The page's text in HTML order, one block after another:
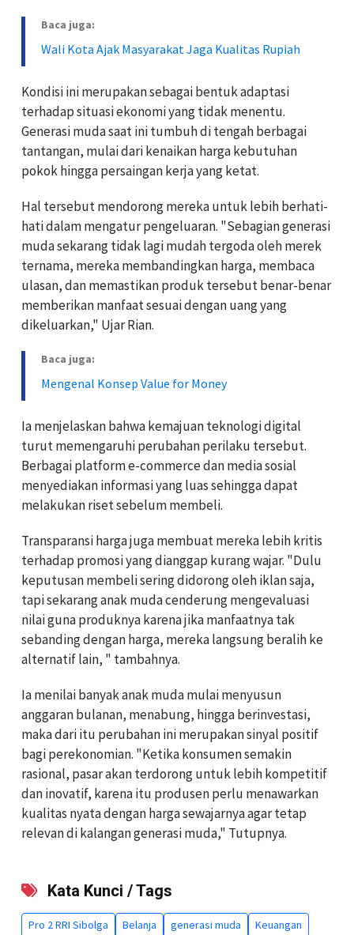
Baca juga:
Wali Kota Ajak Masyarakat Jaga Kualitas Rupiah
Kondisi ini merupakan sebagai bentuk adaptasi
terhadap situasi ekonomi yang tidak menentu.
Generasi muda saat ini tumbuh di tengah berbagai
tantangan, mulai dari kenaikan harga kebutuhan
pokok hingga persaingan kerja yang ketat.
Hal tersebut mendorong mereka untuk lebih berhati-
hati dalam mengatur pengeluaran. "Sebagian generasi
muda sekarang tidak lagi mudah tergoda oleh merek
ternama, mereka membandingkan harga, membaca
ulasan, dan memastikan produk tersebut benar-benar
memberikan manfaat sesuai dengan uang yang
dikeluarkan," Ujar Rian.
Baca juga:
Mengenal Konsep Value for Money
Ia menjelaskan bahwa kemajuan teknologi digital
turut memengaruhi perubahan perilaku tersebut.
Berbagai platform e-commerce dan media sosial
menyediakan informasi yang luas sehingga dapat
melakukan riset sebelum membeli.
Transparansi harga juga membuat mereka lebih kritis
terhadap promosi yang dianggap kurang wajar. "Dulu
keputusan membeli sering didorong oleh iklan saja,
tapi sekarang anak muda cenderung mengevaluasi
nilai guna produknya karena jika manfaatnya tak
sebanding dengan harga, mereka langsung beralih ke
alternatif lain, " tambahnya.
Ia menilai banyak anak muda mulai menyusun
anggaran bulanan, menabung, hingga berinvestasi,
maka dari itu perubahan ini merupakan sinyal positif
bagi perekonomian. "Ketika konsumen semakin
rasional, pasar akan terdorong untuk lebih kompetitif
dan inovatif, karena itu produsen perlu menawarkan
kualitas nyata dengan harga sewajarnya agar tetap
relevan di kalangan generasi muda," Tutupnya.
Kata Kunci / Tags
Pro 2 RRI Sibolga Belanja generasi muda Keuangan